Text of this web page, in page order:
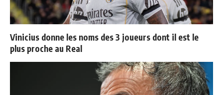
Vinicius donne les noms des 3 joueurs dont il est le
plus proche au Real